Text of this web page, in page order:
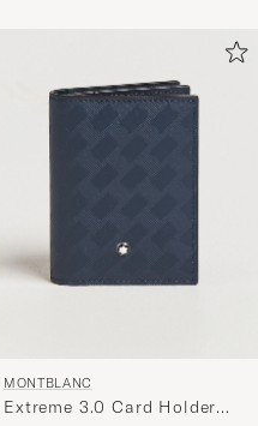
MONTBLANC
Extreme 3.0 Card Holder